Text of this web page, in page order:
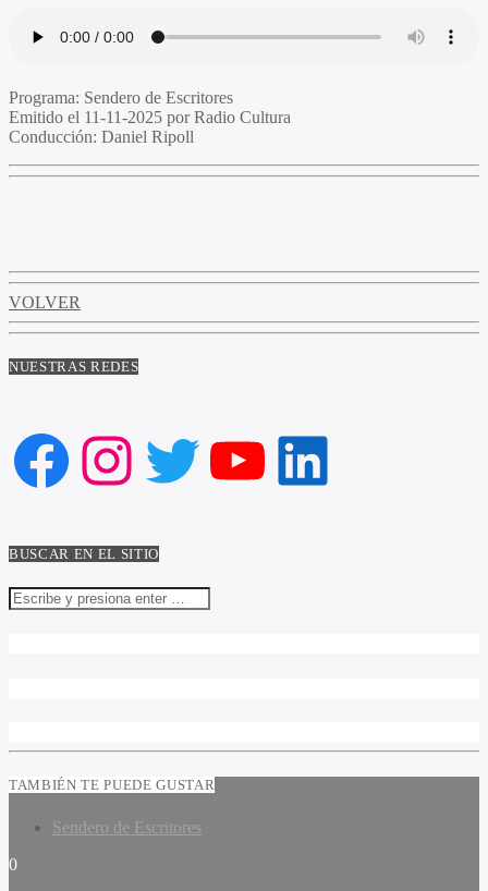
Programa: Sendero de Escritores
Emitido el 11-11-2025 por Radio Cultura
Conducción: Daniel Ripoll
VOLVER
NUESTRAS REDES
Facebook
Instagram
Twitter
YouTube
LinkedIn
BUSCAR EN EL SITIO
TAMBIÉN TE PUEDE GUSTAR
Sendero de Escritores
0